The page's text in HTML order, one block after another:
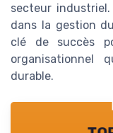
secteur
dans la gestion
clé de succès
organisationnel
durable.